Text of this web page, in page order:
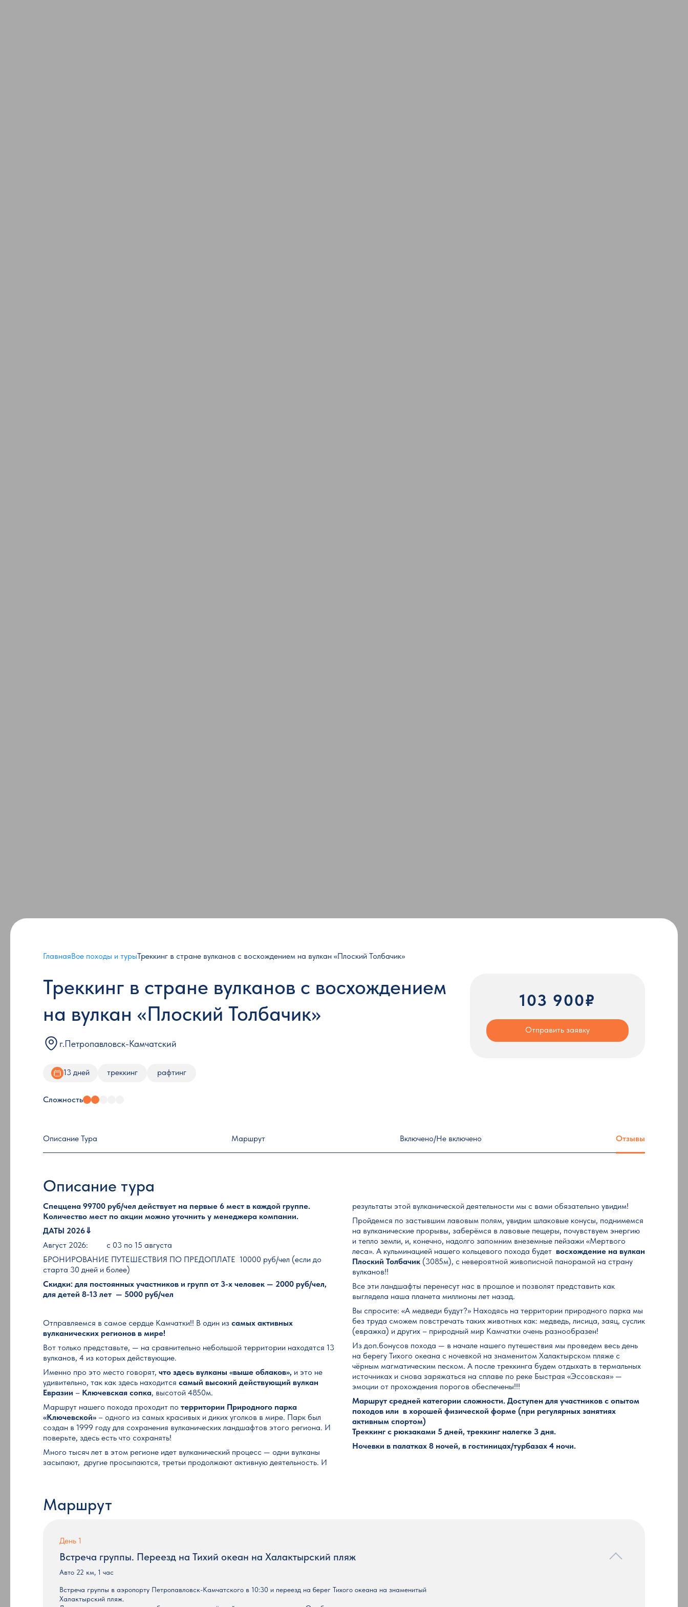
ГлавнаяВсе походы и турыТреккинг в стране вулканов с восхождением на вулкан «Плоский Толбачик»
Треккинг в стране вулканов с восхождением
на вулкан «Плоский Толбачик»
г.Петропавловск-Камчатский
13 дней треккинг рафтинг
Сложность
103 900₽
Отправить заявку
Описание Тура Маршрут Включено/Не включено Отзывы
Описание тура
Спеццена 99700 руб/чел действует на первые 6 мест в каждой группе.
Количество мест по акции можно уточнить у менеджера компании.
ДАТЫ 2026⇓
Август 2026: с 03 по 15 августа
БРОНИРОВАНИЕ ПУТЕШЕСТВИЯ ПО ПРЕДОПЛАТЕ 10000 руб/чел (если до
старта 30 дней и более)
Скидки: для постоянных участников и групп от 3-х человек — 2000 руб/чел,
для детей 8-13 лет — 5000 руб/чел
Отправляемся в самое сердце Камчатки!! В один из самых активных
вулканических регионов в мире!
Вот только представьте, — на сравнительно небольшой территории находятся 13
вулканов, 4 из которых действующие.
Именно про это место говорят, что здесь вулканы «выше облаков», и это не
удивительно, так как здесь находится самый высокий действующий вулкан
Евразии – Ключевская сопка, высотой 4850м.
Маршрут нашего похода проходит по территории Природного парка
«Ключевской» – одного из самых красивых и диких уголков в мире. Парк был
создан в 1999 году для сохранения вулканических ландшафтов этого региона. И
поверьте, здесь есть что сохранять!
Много тысяч лет в этом регионе идет вулканический процесс — одни вулканы
засыпают, другие просыпаются, третьи продолжают активную деятельность. И
результаты этой вулканической деятельности мы с вами обязательно увидим!
Пройдемся по застывшим лавовым полям, увидим шлаковые конусы, поднимемся
на вулканические прорывы, заберёмся в лавовые пещеры, почувствуем энергию
и тепло земли, и, конечно, надолго запомним внеземные пейзажи «Мертвого
леса». А кульминацией нашего кольцевого похода будет восхождение на вулкан
Плоский Толбачик (3085м), с невероятной живописной панорамой на страну
вулканов!!
Все эти ландшафты перенесут нас в прошлое и позволят представить как
выглядела наша планета миллионы лет назад.
Вы спросите: «А медведи будут?» Находясь на территории природного парка мы
без труда сможем повстречать таких животных как: медведь, лисица, заяц, суслик
(евражка) и других – природный мир Камчатки очень разнообразен!
Из доп.бонусов похода — в начале нашего путешествия мы проведем весь день
на берегу Тихого океана с ночевкой на знаменитом Халактырском пляже с
чёрным магматическим песком. А после треккинга будем отдыхать в термальных
источниках и снова заряжаться на сплаве по реке Быстрая «Эссовская» —
эмоции от прохождения порогов обеспечены!!!
Маршрут средней категории сложности. Доступен для участников с опытом
походов или в хорошей физической форме (при регулярных занятиях
активным спортом)
Треккинг с рюкзаками 5 дней, треккинг налегке 3 дня.
Ночевки в палатках 8 ночей, в гостиницах/турбазах 4 ночи.
Маршрут
День 1
Встреча группы. Переезд на Тихий океан на Халактырский пляж
Авто 22 км, 1 час
Встреча группы в аэропорту Петропавловск-Камчатского в 10:30 и переезд на берег Тихого океана на знаменитый
Халактырский пляж.